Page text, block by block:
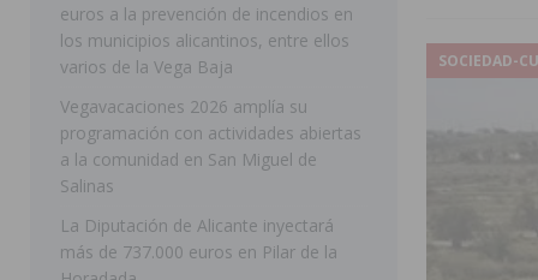
[ 06/08/2026 ] El PP de Guardamar lleva al Pleno
[ 07/08/2026 ]
La Generalitat impulsa el
[ 07/08/2026 ] Benferri ya se prepara para dar
[ 07/08/2026 ]
Bigastro se viste de gala para la
SOCIEDAD-
euros a la prevención de incendios en
los municipios alicantinos, entre ellos
varios de la Vega Baja
Vegavacaciones 2026 amplía su
programación con actividades abiertas
a la comunidad en San Miguel de
Salinas
La Diputación de Alicante inyectará
más de 737.000 euros en Pilar de la